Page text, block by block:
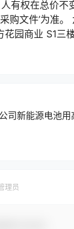
有权在总价
购文件’为准
花园商业 S1
司新能源电池
理员